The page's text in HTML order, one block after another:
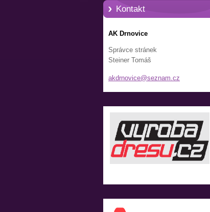
Kontakt
AK Drnovice
Správce stránek
Steiner Tomáš
akdrnovice@seznam.cz